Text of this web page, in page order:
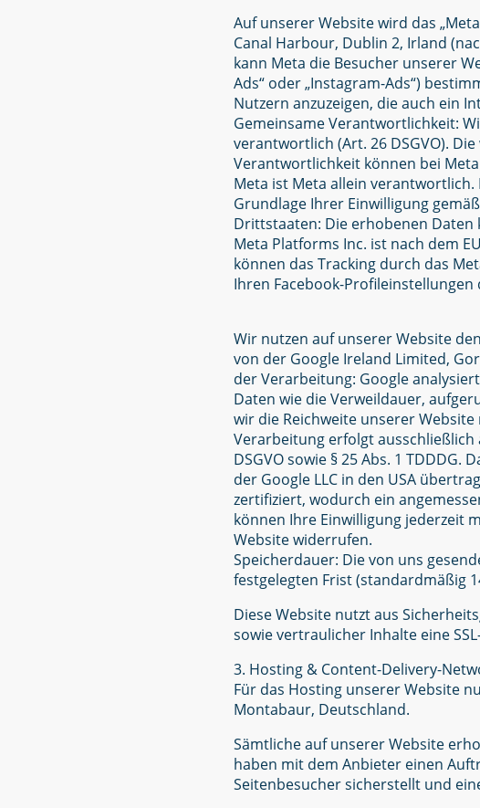
Auf unserer Website wird das
Canal Harbour, Dublin 2, Irland
kann Meta die Besucher unserer
Ads“ oder „Instagram-Ads“)
Nutzern anzuzeigen, die auch ein
Gemeinsame Verantwortlichkeit:
verantwortlich (Art. 26 DSGVO).
Verantwortlichkeit können bei
Meta ist Meta allein
Grundlage Ihrer Einwilligung
Drittstaaten: Die erhobenen Daten
Meta Platforms Inc. ist nach dem
können das Tracking durch das
Ihren Facebook-
Wir nutzen auf unserer Website
von der Google Ireland Limited,
der Verarbeitung: Google
Daten wie die Verweildauer,
wir die Reichweite unserer
Verarbeitung erfolgt ausschließlich
DSGVO sowie § 25 Abs. 1
der Google LLC in den USA
zertifiziert, wodurch ein
können Ihre Einwilligung jederzeit
Website widerrufen.
Speicherdauer: Die von uns
festgelegten Frist (standardmäßig
Diese Website nutzt aus
sowie vertraulicher Inhalte eine
3. Hosting & Content-Delivery-
Für das Hosting unserer Website
Montabaur, Deutschland.
Sämtliche auf unserer Website
haben mit dem Anbieter einen
Seitenbesucher sicherstellt und